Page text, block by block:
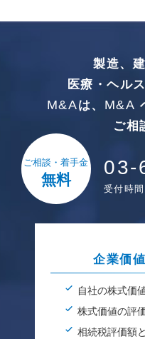
ご相談・着手金
無料
製造、
医療・ヘル
M&Aは、 M&A
ご相
03-
受付時
企業価
自社の株式価
株式価値の評
相続税評価額